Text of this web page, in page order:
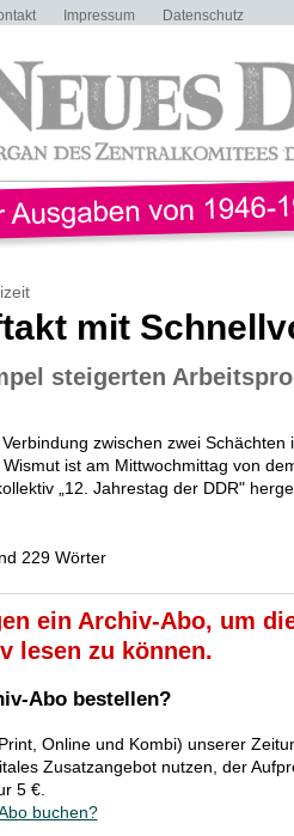
Impressum Datenschutz
mit
steigerten
zwischen zwei Schächten
ist am Mittwochmittag von
„12. Jahrestag der DDR"
229 Wörter
ein Archiv-Abo, um
lesen zu können.
Abo bestellen?
Online und Kombi) unserer
Zusatzangebot nutzen, der
5 €.
buchen?